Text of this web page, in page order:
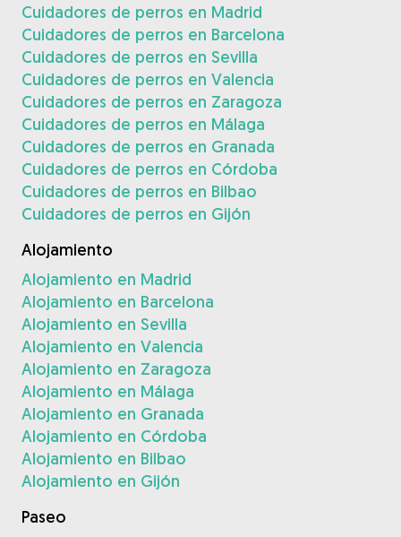
Cuidadores de perros en Madrid
Cuidadores de perros en Barcelona
Cuidadores de perros en Sevilla
Cuidadores de perros en Valencia
Cuidadores de perros en Zaragoza
Cuidadores de perros en Málaga
Cuidadores de perros en Granada
Cuidadores de perros en Córdoba
Cuidadores de perros en Bilbao
Cuidadores de perros en Gijón
Alojamiento
Alojamiento en Madrid
Alojamiento en Barcelona
Alojamiento en Sevilla
Alojamiento en Valencia
Alojamiento en Zaragoza
Alojamiento en Málaga
Alojamiento en Granada
Alojamiento en Córdoba
Alojamiento en Bilbao
Alojamiento en Gijón
Paseo